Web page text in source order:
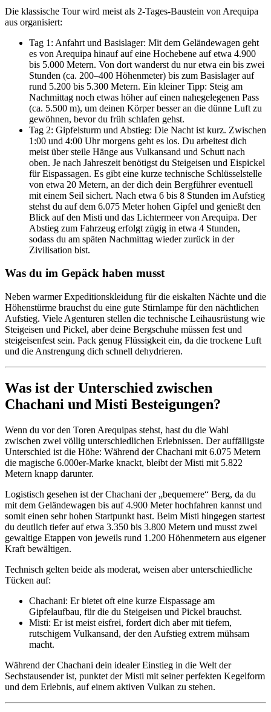
Die klassische Tour wird meist als 2-Tages-Baustein von Arequipa
aus organisiert:
Tag 1: Anfahrt und Basislager: Mit dem Geländewagen geht
es von Arequipa hinauf auf eine Hochebene auf etwa 4.900
bis 5.000 Metern. Von dort wanderst du nur etwa ein bis zwei
Stunden (ca. 200–400 Höhenmeter) bis zum Basislager auf
rund 5.200 bis 5.300 Metern. Ein kleiner Tipp: Steig am
Nachmittag noch etwas höher auf einen nahegelegenen Pass
(ca. 5.500 m), um deinen Körper besser an die dünne Luft zu
gewöhnen, bevor du früh schlafen gehst.
Tag 2: Gipfelsturm und Abstieg: Die Nacht ist kurz. Zwischen
1:00 und 4:00 Uhr morgens geht es los. Du arbeitest dich
meist über steile Hänge aus Vulkansand und Schutt nach
oben. Je nach Jahreszeit benötigst du Steigeisen und Eispickel
für Eispassagen. Es gibt eine kurze technische Schlüsselstelle
von etwa 20 Metern, an der dich dein Bergführer eventuell
mit einem Seil sichert. Nach etwa 6 bis 8 Stunden im Aufstieg
stehst du auf dem 6.075 Meter hohen Gipfel und genießt den
Blick auf den Misti und das Lichtermeer von Arequipa. Der
Abstieg zum Fahrzeug erfolgt zügig in etwa 4 Stunden,
sodass du am späten Nachmittag wieder zurück in der
Zivilisation bist.
Was du im Gepäck haben musst
Neben warmer Expeditionskleidung für die eiskalten Nächte und die
Höhenstürme brauchst du eine gute Stirnlampe für den nächtlichen
Aufstieg. Viele Agenturen stellen die technische Leihausrüstung wie
Steigeisen und Pickel, aber deine Bergschuhe müssen fest und
steigeisenfest sein. Pack genug Flüssigkeit ein, da die trockene Luft
und die Anstrengung dich schnell dehydrieren.
Was ist der Unterschied zwischen
Chachani und Misti Besteigungen?
Wenn du vor den Toren Arequipas stehst, hast du die Wahl
zwischen zwei völlig unterschiedlichen Erlebnissen. Der auffälligste
Unterschied ist die Höhe: Während der Chachani mit 6.075 Metern
die magische 6.000er-Marke knackt, bleibt der Misti mit 5.822
Metern knapp darunter.
Logistisch gesehen ist der Chachani der „bequemere“ Berg, da du
mit dem Geländewagen bis auf 4.900 Meter hochfahren kannst und
somit einen sehr hohen Startpunkt hast. Beim Misti hingegen startest
du deutlich tiefer auf etwa 3.350 bis 3.800 Metern und musst zwei
gewaltige Etappen von jeweils rund 1.200 Höhenmetern aus eigener
Kraft bewältigen.
Technisch gelten beide als moderat, weisen aber unterschiedliche
Tücken auf:
Chachani: Er bietet oft eine kurze Eispassage am
Gipfelaufbau, für die du Steigeisen und Pickel brauchst.
Misti: Er ist meist eisfrei, fordert dich aber mit tiefem,
rutschigem Vulkansand, der den Aufstieg extrem mühsam
macht.
Während der Chachani dein idealer Einstieg in die Welt der
Sechstausender ist, punktet der Misti mit seiner perfekten Kegelform
und dem Erlebnis, auf einem aktiven Vulkan zu stehen.